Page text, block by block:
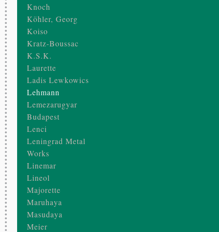
Knoch
Köhler, Georg
Koiso
Kratz-Boussac
K.S.K.
Laurette
Ladis Lewkowics
Lehmann
Lemezarugyar
Budapest
Lenci
Leningrad Metal
Works
Linemar
Lineol
Majorette
Maruhaya
Masudaya
Meier